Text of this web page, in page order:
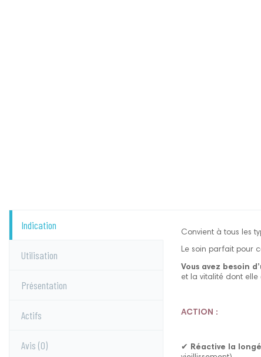
Indication
Utilisation
Présentation
Actifs
Avis (0)
Convient à tous les
Le soin parfait pour
Vous avez besoin
et la vitalité dont
ACTION :
✔︎ Réactive la